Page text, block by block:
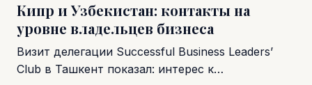
Кипр и Узбекистан: контакты на
уровне владельцев бизнеса
Визит делегации Successful Business Leaders’
Club в Ташкент показал: интерес к…